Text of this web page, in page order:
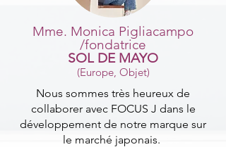
Mme. Monica Pigliacampo
/fondatrice
SOL DE MAYO
(Europe, Objet)
Nous sommes très heureux de
collaborer avec FOCUS J dans le
développement de notre marque sur
le marché japonais.